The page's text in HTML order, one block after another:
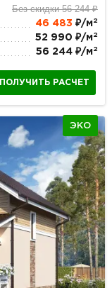
Без скидки 56 244 ₽
46 483 ₽/м 2
52 990 ₽/м 2
56 244 ₽/м 2
ПОЛУЧИТЬ РАСЧЕТ
ЭКО